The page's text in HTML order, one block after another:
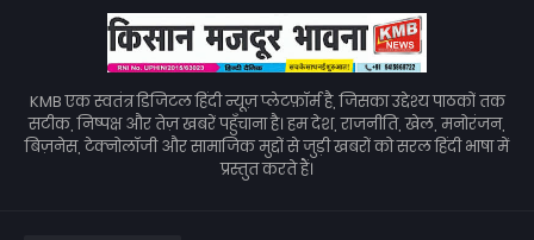
KMB एक स्वतंत्र डिजिटल हिंदी न्यूज़ प्लेटफ़ॉर्म है, जिसका उद्देश्य पाठकों तक
सटीक, निष्पक्ष और तेज़ खबरें पहुँचाना है। हम देश, राजनीति, खेल, मनोरंजन,
बिज़नेस, टेक्नोलॉजी और सामाजिक मुद्दों से जुड़ी खबरों को सरल हिंदी भाषा में
प्रस्तुत करते हैं।